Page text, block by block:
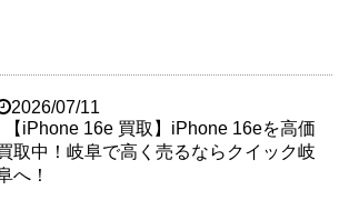
2026/07/11
【iPhone 16e 買取】iPhone 16eを高価
取中！岐阜で高く売るならクイック岐
へ！